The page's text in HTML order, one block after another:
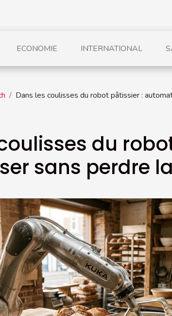
ECONOMIE INTERNATIONAL
Dans les coulisses du robot pâtissier :
du
sans perdre